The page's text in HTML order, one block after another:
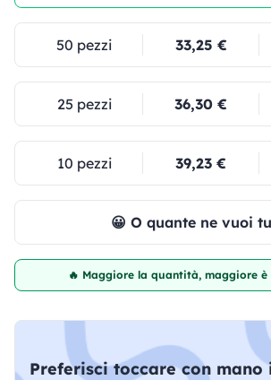
50 pezzi 33,25 €
25 pezzi 36,30 €
10 pezzi 39,23 €
😀 O quante ne vuoi
🔥 Maggiore la quantità, maggiore
Preferisci toccare con